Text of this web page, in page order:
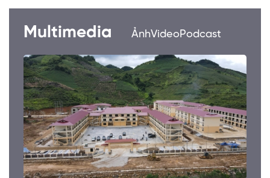
Multimedia ẢnhVideo Podcast